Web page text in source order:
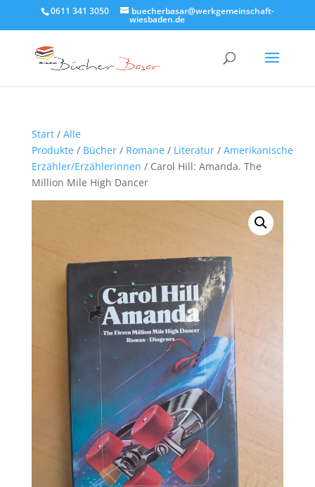
0611 341 3050 buecherbasar@werkgemeinschaft-
wiesbaden.de
Start/ Alle
Produkte/ Bücher/ Romane/ Literatur/ Amerikanische
Erzähler/Erzählerinnen / Carol Hill: Amanda. The
Million Mile High Dancer